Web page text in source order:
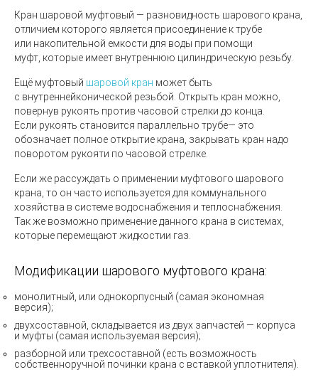
Кран шаровой муфтовый — разновидность шарового крана,
отличием которого является присоединение к трубе
или накопительной емкости для воды при помощи
муфт, которые имеет внутреннюю цилиндрическую резьбу.
Ещё муфтовый шаровой кран может быть
с внутреннейконической резьбой. Открыть кран можно,
повернув рукоять против часовой стрелки до конца.
Если рукоять становится параллельно трубе— это
обозначает полное открытие крана, закрывать кран надо
поворотом рукояти по часовой стрелке.
Если же рассуждать о применении муфтового шарового
крана, то он часто используется для коммунального
хозяйства в системе водоснабжения и теплоснабжения.
Так же возможно применение данного крана в системах,
которые перемещают жидкостии газ.
Модификации шарового муфтового крана:
монолитный, или однокорпусный (самая экономная
версия);
двухсоставной, складывается из двух запчастей — корпуса
и муфты (самая используемая версия);
разборной или трехсоставной (есть возможность
собственноручной починки крана с вставкой уплотнителя).